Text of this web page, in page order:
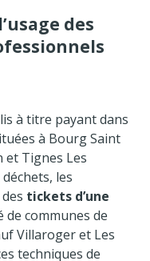
des
à titre payant dans
à Bourg Saint
et Tignes Les
les
tickets d’une
de communes de
Villaroger et Les
techniques de